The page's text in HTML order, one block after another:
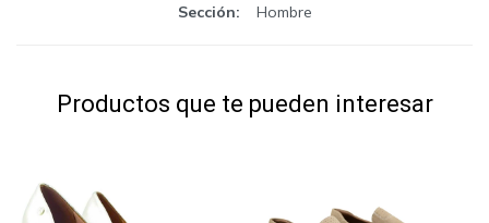
Sección Hombre
Productos que te pueden interesar